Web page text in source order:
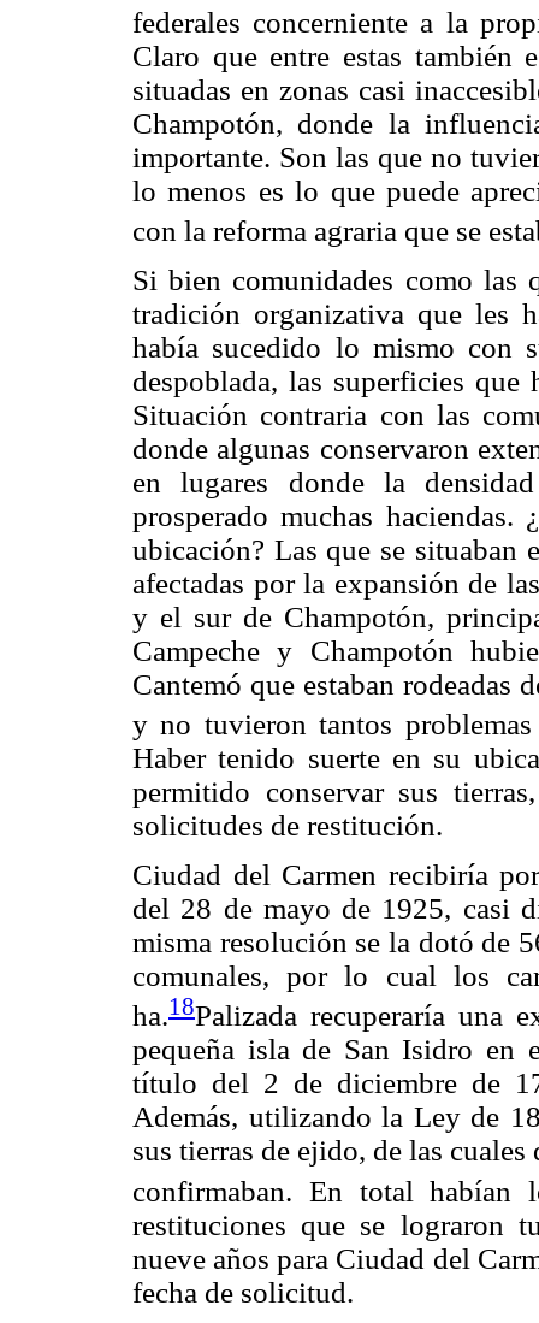
federales concerniente a la
Claro que entre estas también
situadas en zonas casi
Champotón, donde la
importante. Son las que no
lo menos es lo que puede
con la reforma agraria que se
Si bien comunidades como las
tradición organizativa que les
había sucedido lo mismo con
despoblada, las superficies
Situación contraria con las
donde algunas conservaron
en lugares donde la
prosperado muchas
ubicación? Las que se situaban
afectadas por la expansión de
y el sur de Champotón,
Campeche y Champotón
Cantemó que estaban rodeadas
y no tuvieron tantos
Haber tenido suerte en su
permitido conservar sus
solicitudes de restitución.
Ciudad del Carmen recibiría
del 28 de mayo de 1925, casi
misma resolución se la dotó de
comunales, por lo cual los
ha.18Palizada recuperaría una
pequeña isla de San Isidro en
título del 2 de diciembre de
Además, utilizando la Ley de
sus tierras de ejido, de las
confirmaban. En total habían
restituciones que se lograron
nueve años para Ciudad del
fecha de solicitud.